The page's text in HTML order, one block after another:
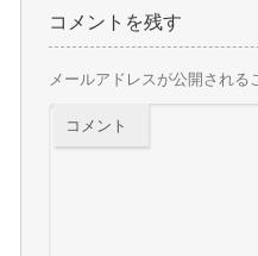
コメントを残す
メールアドレスが公開される
コメント